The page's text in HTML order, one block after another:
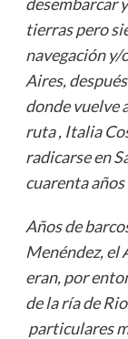
tierras pero
navegación
Aires,
donde vuelve
ruta , Italia
radicarse en
cuarenta
Años de
Menéndez, el
eran, por
de la ría de
particulares